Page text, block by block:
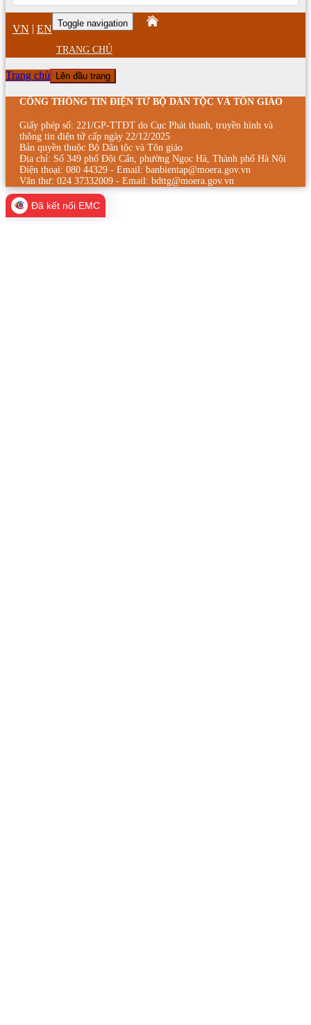
VN | EN Toggle navigation
TRANG CHỦ
Trang chủ Lên đầu trang
CỔNG THÔNG TIN ĐIỆN TỬ BỘ DÂN TỘC VÀ TÔN GIÁO
Giấy phép số: 221/GP-TTĐT do Cục Phát thanh, truyền hình và
thông tin điện tử cấp ngày 22/12/2025
Bản quyền thuộc Bộ Dân tộc và Tôn giáo
Địa chỉ: Số 349 phố Đội Cấn, phường Ngọc Hà, Thành phố Hà Nội
Điện thoại: 080 44329 - Email: banbientap@moera.gov.vn
Văn thư: 024 37332009 - Email: bdttg@moera.gov.vn
Đã kết nối EMC